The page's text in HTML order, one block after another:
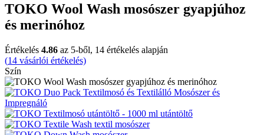
TOKO Wool Wash mosószer gyapjúhoz
és merinóhoz
Értékelés 4.86 az 5-ből, 14 értékelés alapján
(14 vásárlói értékelés)
Szín